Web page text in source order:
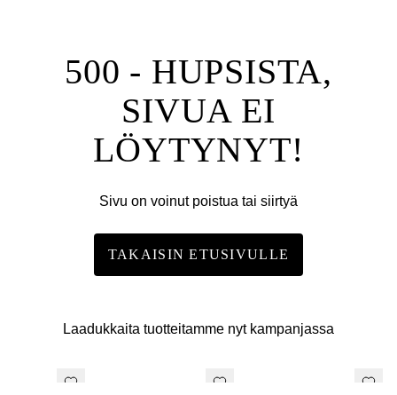
500 - HUPSISTA,
SIVUA EI
LÖYTYNYT!
Sivu on voinut poistua tai siirtyä
TAKAISIN ETUSIVULLE
Laadukkaita tuotteitamme nyt kampanjassa